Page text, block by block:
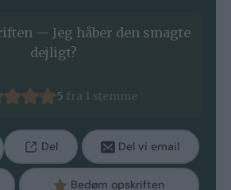
— Jeg håber den smagte
dejligt?
5 fra 1 stemme
Del Del vi email
Bedøm opskriften